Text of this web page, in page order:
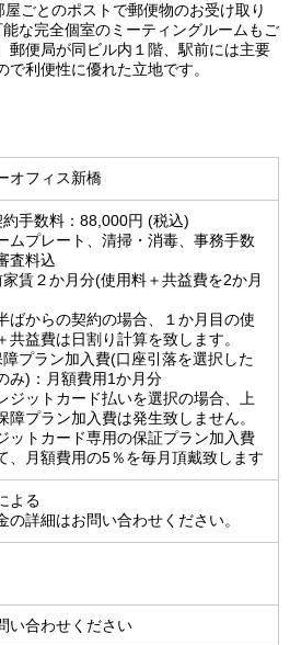
ごとのポストで郵便物のお受け取り
な完全個室のミーティングルームもご
郵便局が同ビル内１階、駅前には主要
利便性に優れた立地です。
オフィス新橋
約手数料：88,000円 (税込)
ムプレート、清掃・消毒、事務手数
査料込
家賃２か月分(使用料＋共益費を2か月
ばからの契約の場合、１か月目の使
共益費は日割り計算を致します。
プラン加入費(口座引落を選択した
み)：月額費用1か月分
ジットカード払いを選択の場合、上
障プラン加入費は発生致しません。
ットカード専用の保証プラン加入費
、月額費用の5％を毎月頂戴致します
よる
の詳細はお問い合わせください。
い合わせください